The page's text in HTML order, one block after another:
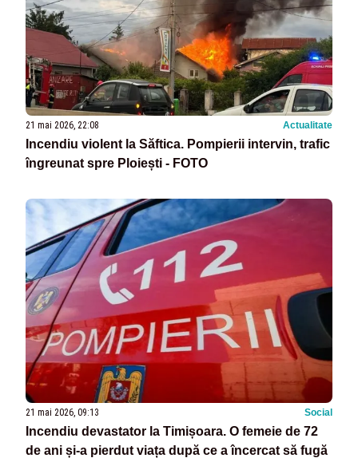
21 mai 2026, 22:08 Actualitate
Incendiu violent la Săftica. Pompierii intervin, trafic
îngreunat spre Ploiești - FOTO
21 mai 2026, 09:13 Social
Incendiu devastator la Timișoara. O femeie de 72
de ani și-a pierdut viața după ce a încercat să fugă